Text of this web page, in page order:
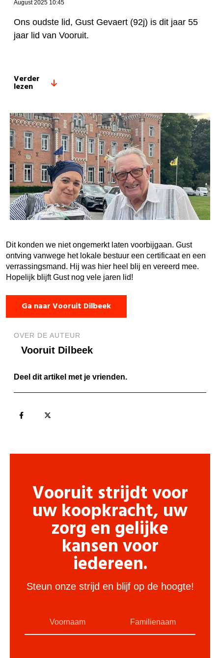
August 2025 10:45
Ons oudste lid, Gust Gevaert (92j) is dit jaar 55
jaar lid van Vooruit.
Verder
lezen
Dit konden we niet ongemerkt laten voorbijgaan. Gust
ontving vanwege het lokale bestuur een certificaat en een
verrassingsmand. Hij was hier heel blij en vereerd mee.
Hopelijk blijft Gust nog vele jaren lid!
Ga naar Vooruit Dilbeek
OVER DE AUTEUR
Vooruit Dilbeek
Deel dit artikel met je vrienden.
Vooruit strijdt voor
uw koopkracht, uw
zorg en gelijke
kansen voor
iedereen.
Steun onze strijd en blijf op de hoogte!